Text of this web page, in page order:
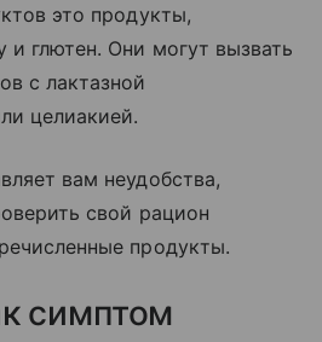
это продукты,
глютен. Они могут вызвать
с лактазной
целиакией.
вам неудобства,
свой рацион
продукты.
симптом